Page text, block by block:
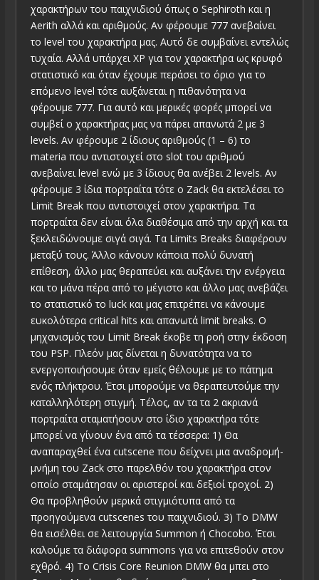
χαρακτήρων του παιχνιδιού όπως ο Sephiroth και η
Aerith αλλά και αριθμούς. Αν φέρουμε 777 ανεβαίνει
το level του χαρακτήρα μας. Αυτό δε συμβαίνει εντελώς
τυχαία. Αλλά υπάρχει XP για τον χαρακτήρα ως κρυφό
στατιστικό και όταν έχουμε περάσει το όριο για το
επόμενο level τότε αυξάνεται η πιθανότητα να
φέρουμε 777. Για αυτό και μερικές φορές μπορεί να
συμβεί ο χαρακτήρας μας να πάρει απανωτά 2 με 3
levels. Αν φέρουμε 2 ίδιους αριθμούς (1 – 6) το
materia που αντιστοιχεί στο slot του αριθμού
ανεβαίνει level ενώ με 3 ίδιους θα ανέβει 2 levels. Αν
φέρουμε 3 ίδια πορτραίτα τότε ο Zack θα εκτελέσει το
Limit Break που αντιστοιχεί στον χαρακτήρα. Τα
πορτραίτα δεν είναι όλα διαθέσιμα από την αρχή και τα
ξεκλειδώνουμε σιγά σιγά. Τα Limits Breaks διαφέρουν
μεταξύ τους. Άλλο κάνουν κάποια πολύ δυνατή
επίθεση, άλλο μας θεραπεύει και αυξάνει την ενέργεια
και το μάνα πέρα από το μέγιστο και άλλο μας ανεβάζει
το στατιστικό το luck και μας επιτρέπει να κάνουμε
ευκολότερα critical hits και απανωτά limit breaks. Ο
μηχανισμός του Limit Break έκοβε τη ροή στην έκδοση
του PSP. Πλεόν μας δίνεται η δυνατότητα να το
ενεργοποιήσουμε όταν εμείς θέλουμε με το πάτημα
ενός πλήκτρου. Έτσι μπορούμε να θεραπευτούμε την
καταλληλότερη στιγμή. Τέλος, αν τα τα 2 ακριανά
πορτραίτα σταματήσουν στο ίδιο χαρακτήρα τότε
μπορεί να γίνουν ένα από τα τέσσερα: 1) Θα
αναπαραχθεί ένα cutscene που δείχνει μια αναδρομή-
μνήμη του Zack στο παρελθόν του χαρακτήρα στον
οποίο σταμάτησαν οι αριστεροί και δεξιοί τροχοί. 2)
Θα προβληθούν μερικά στιγμιότυπα από τα
προηγούμενα cutscenes του παιχνιδιού. 3) Το DMW
θα εισέλθει σε λειτουργία Summon ή Chocobo. Έτσι
καλούμε τα διάφορα summons για να επιτεθούν στον
εχθρό. 4) Το Crisis Core Reunion DMW θα μπει στο